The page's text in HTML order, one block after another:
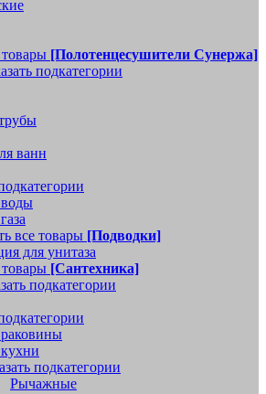
[Полотенцесушители Сунержа]
подкатегории
ванн
все товары [Подводки]
для унитаза
[Сантехника]
подкатегории
подкатегории
Рычажные